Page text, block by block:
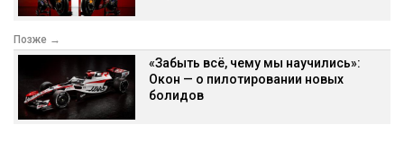
Позже →
«Забыть всё, чему мы научились»:
Окон — о пилотировании новых
болидов